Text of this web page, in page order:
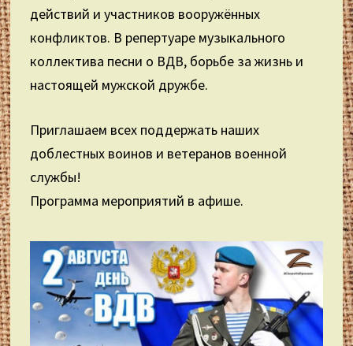
действий и участников вооружённых
конфликтов. В репертуаре музыкального
коллектива песни о ВДВ, борьбе за жизнь и
настоящей мужской дружбе.
Приглашаем всех поддержать наших
доблестных воинов и ветеранов военной
службы!
Программа мероприятий в афише.